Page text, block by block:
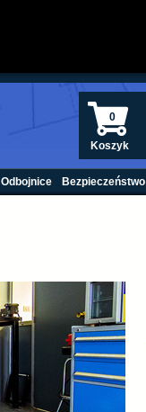
0
Koszyk
Odbojnice Bezpieczeństwo